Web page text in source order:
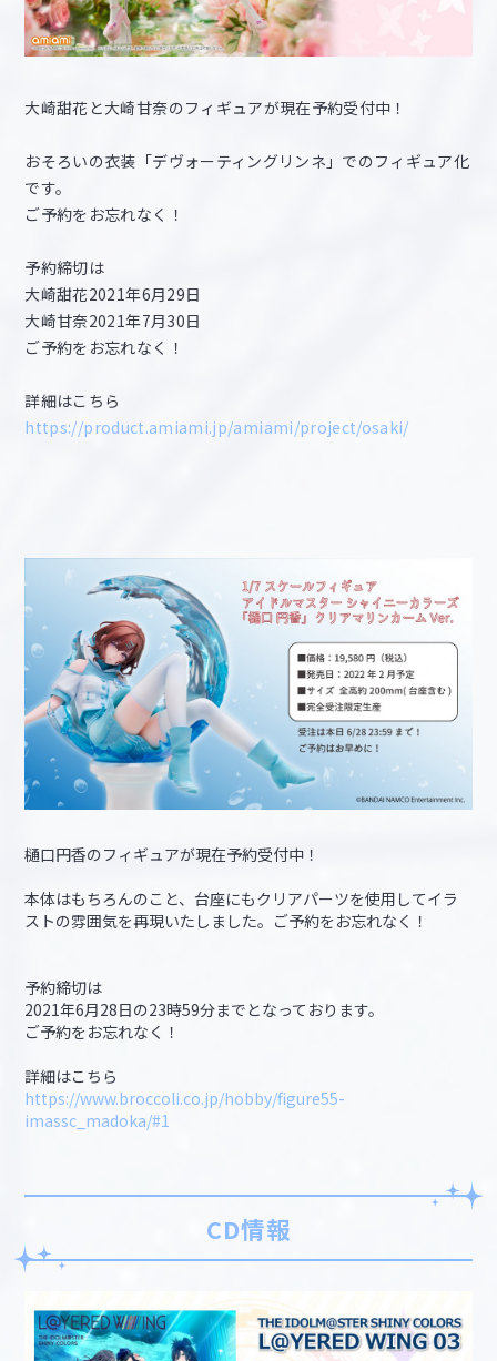
大崎甜花と大崎甘奈のフィギュアが現在予約受付中！
おそろいの衣装「デヴォーティングリンネ」でのフィギュア化
です。
ご予約をお忘れなく！
予約締切は
大崎甜花2021年6月29日
大崎甘奈2021年7月30日
ご予約をお忘れなく！
詳細はこちら
https://product.amiami.jp/amiami/project/osaki/
樋口円香のフィギュアが現在予約受付中！
本体はもちろんのこと、台座にもクリアパーツを使用してイラ
ストの雰囲気を再現いたしました。ご予約をお忘れなく！
予約締切は
2021年6月28日の23時59分までとなっております。
ご予約をお忘れなく！
詳細はこちら
https://www.broccoli.co.jp/hobby/figure55-
imassc_madoka/#1
CD情報